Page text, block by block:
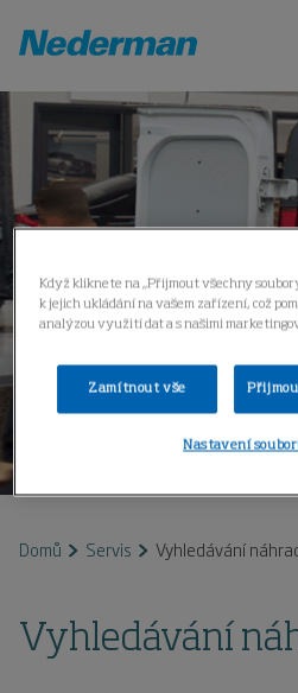
Domů Servis Vyhledávání
Vyhledávání
Když kliknete na „Přijmout všechny
k jejich ukládání na vašem zařízení, což
analýzou využití dat a s našimi
Zamítnout vše
Nastavení